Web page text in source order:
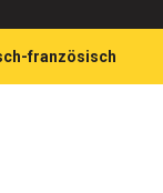
französisch